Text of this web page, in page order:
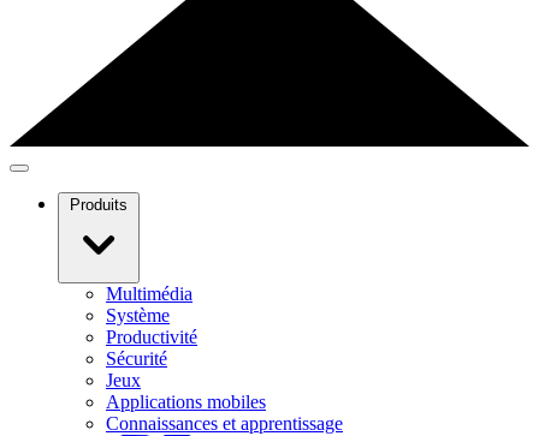
Produits
Multimédia
Système
Productivité
Sécurité
Jeux
Applications mobiles
Connaissances et apprentissage